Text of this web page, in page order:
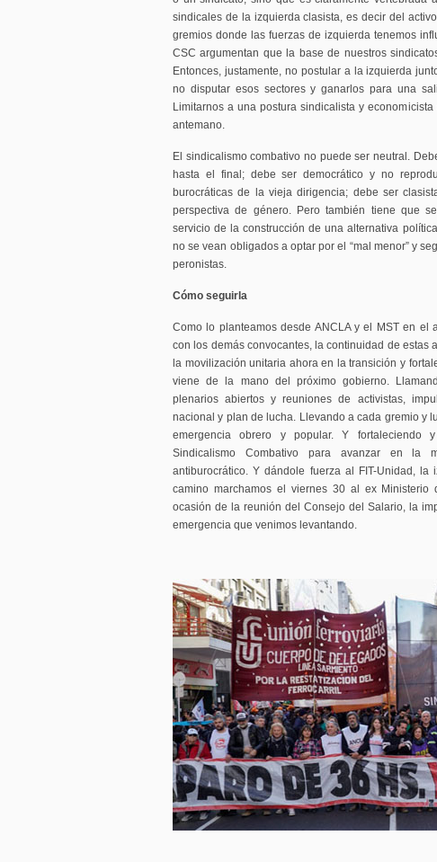
sindicales de la izquierda clasista, es decir del
gremios donde las fuerzas de izquierda tenemos
CSC argumentan que la base de nuestros
Entonces, justamente, no postular a la izquierda
no disputar esos sectores y ganarlos para una
Limitarnos a una postura sindicalista y
antemano.
El sindicalismo combativo no puede ser neutral.
hasta el final; debe ser democrático y no
burocráticas de la vieja dirigencia; debe ser
perspectiva de género. Pero también tiene que
servicio de la construcción de una alternativa
no se vean obligados a optar por el “mal menor” y
peronistas.
Cómo seguirla
Como lo planteamos desde ANCLA y el MST en el
con los demás convocantes, la continuidad de estas
la movilización unitaria ahora en la transición y
viene de la mano del próximo gobierno.
plenarios abiertos y reuniones de activistas,
nacional y plan de lucha. Llevando a cada gremio y
emergencia obrero y popular. Y fortaleciendo
Sindicalismo Combativo para avanzar en la
antiburocrático. Y dándole fuerza al FIT-Unidad,
camino marchamos el viernes 30 al ex Ministerio
ocasión de la reunión del Consejo del Salario, la
emergencia que venimos levantando.